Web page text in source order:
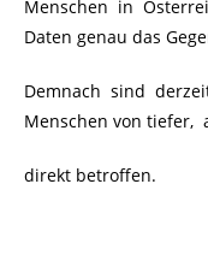
Menschen in
Daten genau das
Demnach sind
Menschen von tiefer,
direkt betroffen.